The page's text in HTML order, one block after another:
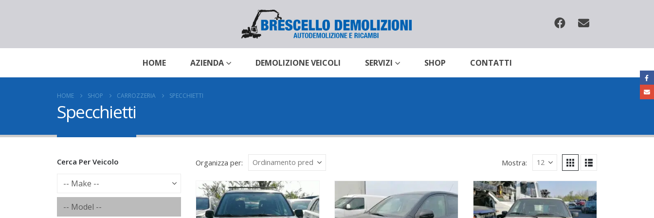
HOME AZIENDA DEMOLIZIONE VEICOLI SERVIZI SHOP CONTATTI
HOME SHOP CARROZZERIA SPECCHIETTI
Specchietti
Organizza per: Mostra:
Cerca Per Veicolo